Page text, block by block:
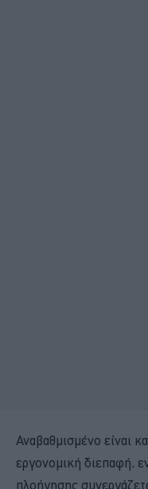
Αναβαθμισμένο είναι
εργονομική διεπαφή,
πλοήγησης